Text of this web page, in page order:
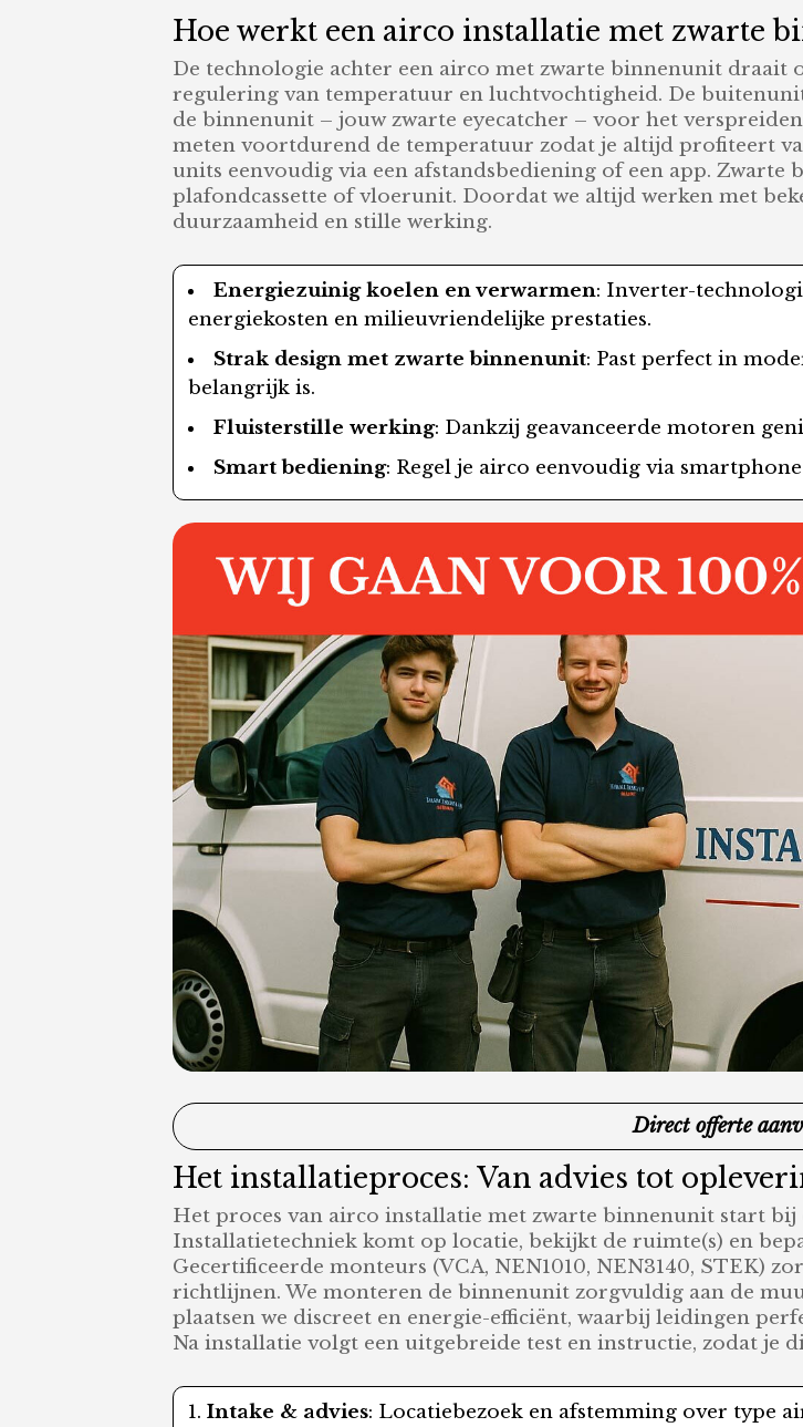
Hoe werkt een airco installatie met zwarte
De technologie achter een airco met zwarte binnenunit draait
regulering van temperatuur en luchtvochtigheid. De
de binnenunit – jouw zwarte eyecatcher – voor het
meten voortdurend de temperatuur zodat je altijd profiteert
units eenvoudig via een afstandsbediening of een app.
plafondcassette of vloerunit. Doordat we altijd werken met
duurzaamheid en stille werking.
Energiezuinig koelen en verwarmen: Inverter-
energiekosten en milieuvriendelijke prestaties.
Strak design met zwarte binnenunit: Past perfect in
belangrijk is.
Fluisterstille werking: Dankzij geavanceerde motoren
Smart bediening: Regel je airco eenvoudig via
Direct offerte
Het installatieproces: Van advies tot
Het proces van airco installatie met zwarte binnenunit start
Installatietechniek komt op locatie, bekijkt de ruimte(s) en
Gecertificeerde monteurs (VCA, NEN1010, NEN3140, STEK)
richtlijnen. We monteren de binnenunit zorgvuldig aan de
plaatsen we discreet en energie-efficiënt, waarbij leidingen
Na installatie volgt een uitgebreide test en instructie, zodat je
Intake & advies: Locatiebezoek en afstemming over type